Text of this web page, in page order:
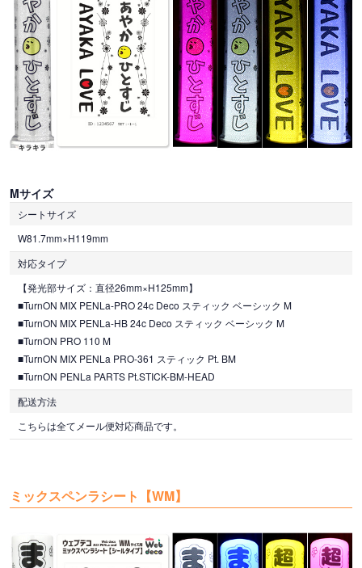
Mサイズ
シートサイズ
W81.7mm×H119mm
対応タイプ
【発光部サイズ：直径26mm×H125mm】
■TurnON MIX PENLa-PRO 24c Deco スティック ベーシック M
■TurnON MIX PENLa-HB 24c Deco スティック ベーシック M
■TurnON PRO 110 M
■TurnON MIX PENLa PRO-361 スティック Pt. BM
■TurnON PENLa PARTS Pt.STICK-BM-HEAD
配送方法
こちらは全てメール便対応商品です。
ミックスペンラシート【WM】